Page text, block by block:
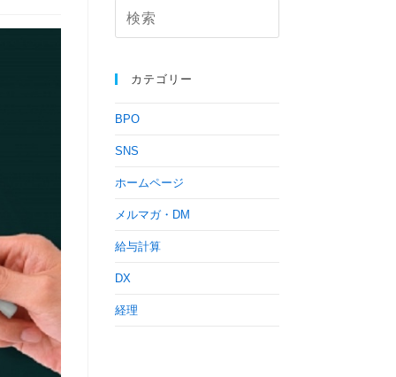
カテゴリー
BPO
SNS
ホームページ
メルマガ・DM
給与計算
DX
経理